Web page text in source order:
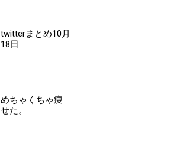
twitterまとめ10月
18日
めちゃくちゃ痩
せた。